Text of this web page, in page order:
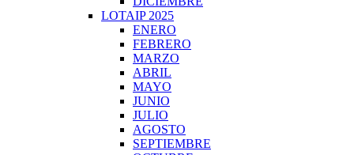
LOTAIP 2025
ENERO
FEBRERO
MARZO
ABRIL
MAYO
JUNIO
JULIO
AGOSTO
SEPTIEMBRE